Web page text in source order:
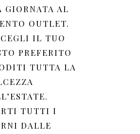
GIORNATA AL
OUTLET.
IL TUO
PREFERITO
TUTTA LA
TUTTI I
DALLE